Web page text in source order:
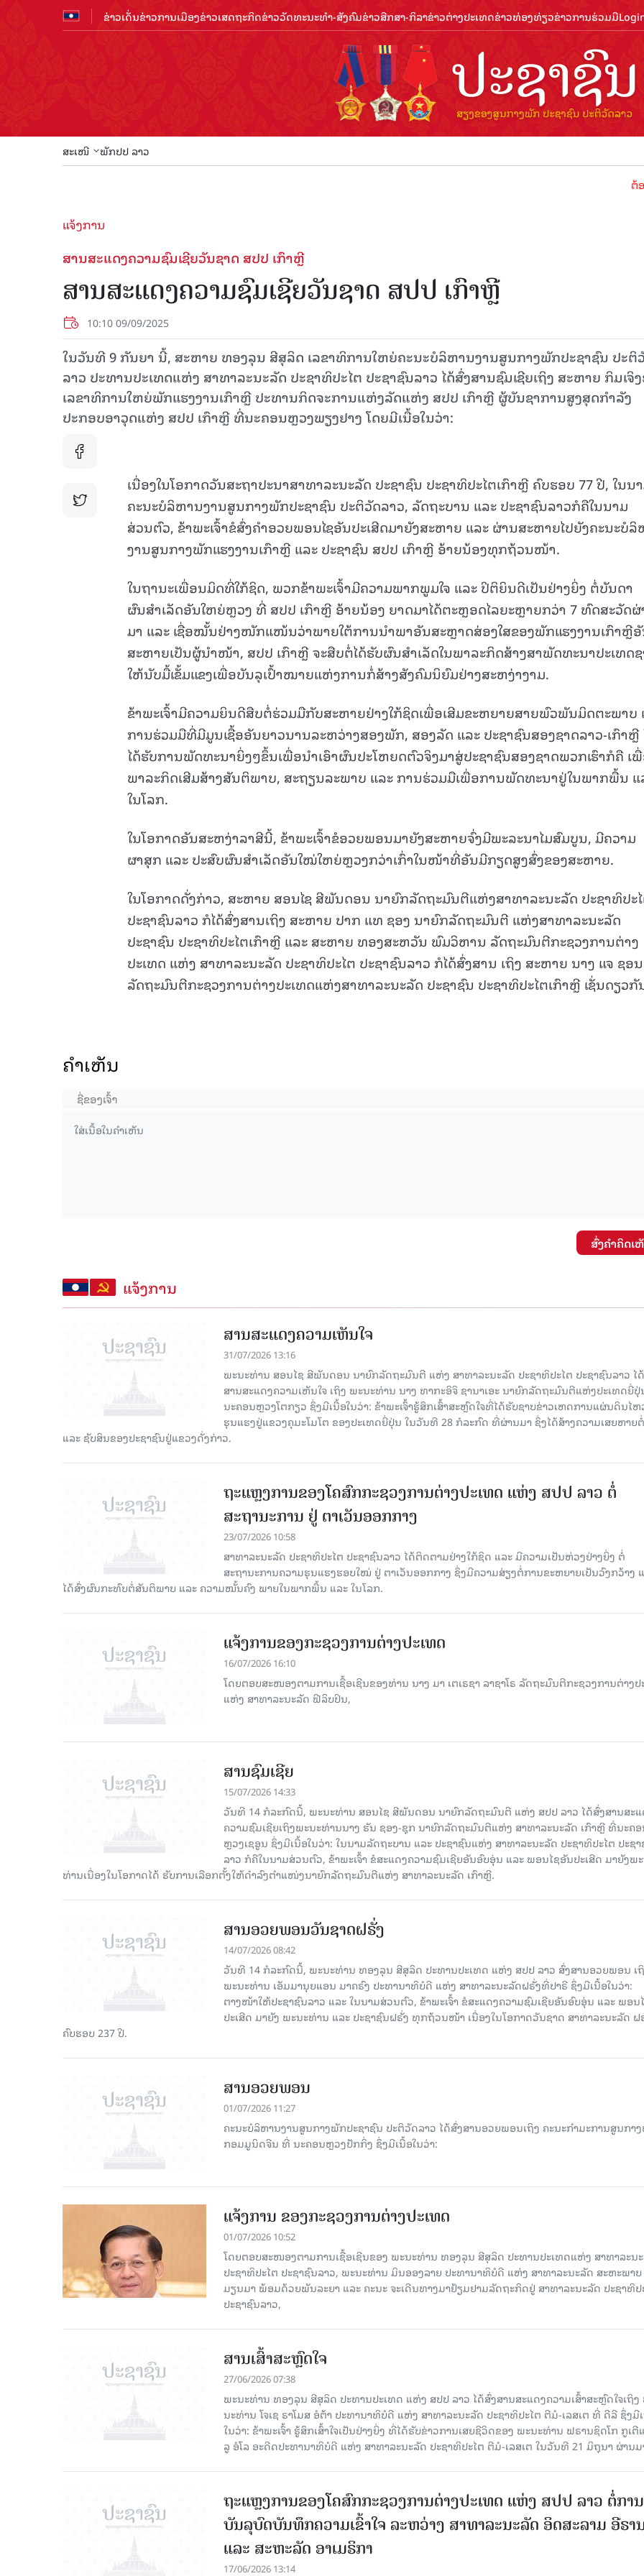
ຂ່າວເດັ່ນຂ່າວການເມືອງຂ່າວເສດຖະກິດຂ່າວວັດທະນະທຳ-ສັງຄົມຂ່າວສືກສາ-ກິລາຂ່າວຕ່າງປະເທດຂ່າວທ່ອງທ່ຽວຂ່າວການຮ່ວມມື
ສະເໜີ ພັກປປ ລາວ
ຕ້ອນຮັບປີ
ແຈ້ງການ
ສານສະແດງຄວາມຊົມເຊີຍວັນຊາດ ສປປ ເກົາຫຼີ
ສານສະແດງຄວາມຊົມເຊີຍວັນຊາດ ສປປ ເກົາຫຼີ
10:10 09/09/2025
ໃນວັນທີ 9 ກັນຍາ ນີ້, ສະຫາຍ ທອງລຸນ ສີສຸລິດ ເລຂາທິການໃຫຍ່ຄະນະບໍລິຫານງານສູນກາງພັກປະຊາຊົນ ປະຕິ
ລາວ ປະທານປະເທດແຫ່ງ ສາທາລະນະລັດ ປະຊາທິປະໄຕ ປະຊາຊົນລາວ ໄດ້ສົ່ງສານຊົມເຊີຍເຖິງ ສະຫາຍ ກິມເຈິ
ເລຂາທິການໃຫຍ່ພັກແຮງງານເກົາຫຼີ ປະທານກິດຈະການແຫ່ງລັດແຫ່ງ ສປປ ເກົາຫຼີ ຜູ້ບັນຊາການສູງສຸດກຳລັງ
ປະກອບອາວຸດແຫ່ງ ສປປ ເກົາຫຼີ ທີ່ນະຄອນຫຼວງພຽງຢາງ ໂດຍມີເນື້ອໃນວ່າ:
ເນື່ອງໃນໂອກາດວັນສະຖາປະນາສາທາລະນະລັດ ປະຊາຊົນ ປະຊາທິປະໄຕເກົາຫຼີ ຄົບຮອບ 77 ປີ, ໃນນ
ຄະນະບໍລິຫານງານສູນກາງພັກປະຊາຊົນ ປະຕິວັດລາວ, ລັດຖະບານ ແລະ ປະຊາຊົນລາວກໍຄືໃນນາມ
ສ່ວນຕົວ, ຂ້າພະເຈົ້າຂໍສົ່ງຄໍາອວຍພອນໄຊອັນປະເສີດມາຍັງສະຫາຍ ແລະ ຜ່ານສະຫາຍໄປຍັງຄະນະບໍ
ງານສູນກາງພັກແຮງງານເກົາຫຼີ ແລະ ປະຊາຊົນ ສປປ ເກົາຫຼີ ອ້າຍນ້ອງທຸກຖ້ວນໜ້າ.
ໃນຖານະເພື່ອນມິດທີ່ໃກ້ຊິດ, ພວກຂ້າພະເຈົ້າມີຄວາມພາກພູມໃຈ ແລະ ປິຕິຍິນດີເປັນຢ່າງຍິ່ງ ຕໍ່ບັນດາ
ຜົນສຳເລັດອັນໃຫຍ່ຫຼວງ ທີ່ ສປປ ເກົາຫຼີ ອ້າຍນ້ອງ ຍາດມາໄດ້ຕະຫຼອດໄລຍະຫຼາຍກວ່າ 7 ທົດສະວັດຜ່
ມາ ແລະ ເຊື່ອໝັ້ນຢ່າງໜັກແໜ້ນວ່າພາຍໃຕ້ການນໍາພາອັນສະຫຼາດສ່ອງໃສຂອງພັກແຮງງານເກົາຫຼີ
ສະຫາຍເປັນຜູ້ນໍາໜ້າ, ສປປ ເກົາຫຼີ ຈະສືບຕໍ່ໄດ້ຮັບຜົນສຳເລັດໃນພາລະກິດສ້າງສາພັດທະນາປະເທດ
ໃຫ້ນັບມື້ເຂັ້ມແຂງເພື່ອບັນລຸເປົ້າໝາຍແຫ່ງການກໍ່ສ້າງສັງຄົມນິຍົມຢ່າງສະຫງ່າງາມ.
ຂ້າພະເຈົ້າມີຄວາມຍິນດີສືບຕໍ່ຮ່ວມມືກັບສະຫາຍຢ່າງໃກ້ຊິດເພື່ອເສີມຂະຫຍາຍສາຍພົວພັນມິດຕະພາບ
ການຮ່ວມມືທີ່ມີມູນເຊື້ອອັນຍາວນານລະຫວ່າງສອງພັກ, ສອງລັດ ແລະ ປະຊາຊົນສອງຊາດລາວ-ເກົາຫຼີ
ໄດ້ຮັບການພັດທະນາຍິ່ງໆຂຶ້ນເພື່ອນຳເອົາຜົນປະໂຫຍດຕົວຈິງມາສູ່ປະຊາຊົນສອງຊາດພວກເຮົາກໍຄື ເ
ພາລະກິດເສີມສ້າງສັນຕິພາບ, ສະຖຽນລະພາບ ແລະ ການຮ່ວມມືເພື່ອການພັດທະນາຢູ່ໃນພາກພື້ນ ແ
ໃນໂລກ.
ໃນໂອກາດອັນສະຫງ່າລາສີນີ້, ຂ້າພະເຈົ້າຂໍອວຍພອນມາຍັງສະຫາຍຈົ່ງມີພະລະນາໄມສົມບູນ, ມີຄວາມ
ຜາສຸກ ແລະ ປະສົບຜົນສຳເລັດອັນໃໝ່ໃຫຍ່ຫຼວງກວ່າເກົ່າໃນໜ້າທີ່ອັນມີກຽດສູງສົ່ງຂອງສະຫາຍ.
ໃນໂອກາດດັ່ງກ່າວ, ສະຫາຍ ສອນໄຊ ສີພັນດອນ ນາຍົກລັດຖະມົນຕີແຫ່ງສາທາລະນະລັດ ປະຊາທິປະ
ປະຊາຊົນລາວ ກໍໄດ້ສົ່ງສານເຖິງ ສະຫາຍ ປາກ ແທ ຊອງ ນາຍົກລັດຖະມົນຕີ ແຫ່ງສາທາລະນະລັດ
ປະຊາຊົນ ປະຊາທິປະໄຕເກົາຫຼີ ແລະ ສະຫາຍ ທອງສະຫວັນ ພົມວິຫານ ລັດຖະມົນຕີກະຊວງການຕ່າງ
ປະເທດ ແຫ່ງ ສາທາລະນະລັດ ປະຊາທິປະໄຕ ປະຊາຊົນລາວ ກໍໄດ້ສົ່ງສານ ເຖິງ ສະຫາຍ ນາງ ແຈ ຊອ
ລັດຖະມົນຕີກະຊວງການຕ່າງປະເທດແຫ່ງສາທາລະນະລັດ ປະຊາຊົນ ປະຊາທິປະໄຕເກົາຫຼີ ເຊັ່ນດຽວກັ
ຄໍາເຫັນ
ສົ່ງຄໍາຄິດເ
ແຈ້ງການ
ສານສະແດງຄວາມເຫັນໃຈ
31/07/2026 13:16
ພະນະທ່ານ ສອນໄຊ ສີພັນດອນ ນາຍົກລັດຖະມົນຕີ ແຫ່ງ ສາທາລະນະລັດ ປະຊາທິປະໄຕ ປະຊາຊົນລາວ ໄ
ສານສະແດງຄວາມເຫັນໃຈ ເຖິງ ພະນະທ່ານ ນາງ ທາກະອິຈິ ຊານາເອະ ນາຍົກລັດຖະມົນຕີແຫ່ງປະເທດຍີ່
ນະຄອນຫຼວງໂຕກຽວ ຊຶ່ງມີເນື້ອໃນວ່າ: ຂ້າພະເຈົ້າຮູ້ສຶກເສົ້າສະຫຼົດໃຈທີ່ໄດ້ຮັບຊາບຂ່າວເຫດການແຜ່ນດິນໄຫ
ຮຸນແຮງຢູ່ແຂວງຄຸມະໂມໂຕ ຂອງປະເທດຍີ່ປຸ່ນ ໃນວັນທີ 28 ກໍລະກົດ ທີ່ຜ່ານມາ ຊຶ່ງໄດ້ສ້າງຄວາມເສຍຫາຍ
ແລະ ຊັບສິນຂອງປະຊາຊົນຢູ່ແຂວງດັ່ງກ່າວ.
ຖະແຫຼງການຂອງໂຄສົກກະຊວງການຕ່າງປະເທດ ແຫ່ງ ສປປ ລາວ ຕໍ່
ສະຖານະການ ຢູ່ ຕາເວັນອອກກາງ
23/07/2026 10:58
ສາທາລະນະລັດ ປະຊາທິປະໄຕ ປະຊາຊົນລາວ ໄດ້ຕິດຕາມຢ່າງໃກ້ຊິດ ແລະ ມີຄວາມເປັນຫ່ວງຢ່າງຍິ່ງ ຕໍ່
ສະຖານະການຄວາມຮຸນແຮງຮອບໃໝ່ ຢູ່ ຕາເວັນອອກກາງ ຊຶ່ງມີຄວາມສ່ຽງຕໍ່ການຂະຫຍາຍເປັນວົງກວ້າງ
ໄດ້ສົ່ງຜົນກະທົບຕໍ່ສັນຕິພາບ ແລະ ຄວາມໝັ້ນຄົງ ພາຍໃນພາກພື້ນ ແລະ ໃນໂລກ.
ແຈ້ງການຂອງກະຊວງການຕ່າງປະເທດ
16/07/2026 16:10
ໂດຍຕອບສະໜອງຕາມການເຊື້ອເຊີນຂອງທ່ານ ນາງ ມາ ເຕເຣຊາ ລາຊາໂຣ ລັດຖະມົນຕີກະຊວງການຕ່າງປ
ແຫ່ງ ສາທາລະນະລັດ ຟີລິບປິນ,
ສານຊົມເຊີຍ
15/07/2026 14:33
ວັນທີ 14 ກໍລະກົດນີ້, ພະນະທ່ານ ສອນໄຊ ສີພັນດອນ ນາຍົກລັດຖະມົນຕີ ແຫ່ງ ສປປ ລາວ ໄດ້ສົ່ງສານສະ
ຄວາມຊົມເຊີຍເຖິງພະນະທ່ານນາງ ຮັນ ຊອງ-ຊຸກ ນາຍົກລັດຖະມົນຕີແຫ່ງ ສາທາລະນະລັດ ເກົາຫຼີ ທີ່ນະຄ
ຫຼວງເຊອູນ ຊຶ່ງມີເນື້ອໃນວ່າ: ໃນນາມລັດຖະບານ ແລະ ປະຊາຊົນແຫ່ງ ສາທາລະນະລັດ ປະຊາທິປະໄຕ ປະຊ
ລາວ ກໍຄືໃນນາມສ່ວນຕົວ, ຂ້າພະເຈົ້າ ຂໍສະແດງຄວາມຊົມເຊີຍອັນອົບອຸ່ນ ແລະ ພອນໄຊອັນປະເສີດ ມາຍັງພ
ທ່ານເນື່ອງໃນໂອກາດໄດ້ ຮັບການເລືອກຕັ້ງໃຫ້ດຳລົງຕຳແໜ່ງນາຍົກລັດຖະມົນຕີແຫ່ງ ສາທາລະນະລັດ ເກົາຫຼີ.
ສານອວຍພອນວັນຊາດຝຣັ່ງ
14/07/2026 08:42
ວັນທີ 14 ກໍລະກົດນີ້, ພະນະທ່ານ ທອງລຸນ ສີສຸລິດ ປະທານປະເທດ ແຫ່ງ ສປປ ລາວ ສົ່ງສານອວຍພອນ ເ
ພະນະທ່ານ ເອັມມານຸຍແອນ ມາຄຣົງ ປະທານາທິບໍດີ ແຫ່ງ ສາທາລະນະລັດຝຣັ່ງທີ່ປາຣີ ຊຶ່ງມີເນື້ອໃນວ່າ:
ຕາງໜ້າໃຫ້ປະຊາຊົນລາວ ແລະ ໃນນາມສ່ວນຕົວ, ຂ້າພະເຈົ້າ ຂໍສະແດງຄວາມຊົມເຊີຍອັນອົບອຸ່ນ ແລະ ພອນ
ປະເສີດ ມາຍັງ ພະນະທ່ານ ແລະ ປະຊາຊົນຝຣັ່ງ ທຸກຖ້ວນໜ້າ ເນື່ອງໃນໂອກາດວັນຊາດ ສາທາລະນະລັດ ຝ
ຄົບຮອບ 237 ປີ.
ສານອວຍພອນ
01/07/2026 11:27
ຄະນະບໍລິຫານງານສູນກາງພັກປະຊາຊົນ ປະຕິວັດລາວ ໄດ້ສົ່ງສານອວຍພອນເຖິງ ຄະນະກໍາມະການສູນກາ
ກອມມູນິດຈີນ ທີ່ ນະຄອນຫຼວງປັກກິ່ງ ຊຶ່ງມີເນື້ອໃນວ່າ:
ແຈ້ງການ ຂອງກະຊວງການຕ່າງປະເທດ
01/07/2026 10:52
ໂດຍຕອບສະໜອງຕາມການເຊື້ອເຊີນຂອງ ພະນະທ່ານ ທອງລຸນ ສີສຸລິດ ປະທານປະເທດແຫ່ງ ສາທາລະນ
ປະຊາທິປະໄຕ ປະຊາຊົນລາວ, ພະນະທ່ານ ມິນອອງລາຍ ປະທານາທິບໍດີ ແຫ່ງ ສາທາລະນະລັດ ສະຫະພາບ
ມຽນມາ ພ້ອມດ້ວຍພັນລະຍາ ແລະ ຄະນະ ຈະເດີນທາງມາຢ້ຽມຢາມລັດຖະກິດຢູ່ ສາທາລະນະລັດ ປະຊາທິປ
ປະຊາຊົນລາວ,
ສານເສົ້າສະຫຼົດໃຈ
27/06/2026 07:38
ພະນະທ່ານ ທອງລຸນ ສີສຸລິດ ປະທານປະເທດ ແຫ່ງ ສປປ ລາວ ໄດ້ສົ່ງສານສະແດງຄວາມເສົ້າສະຫຼົດໃຈເຖິງ
ນະທ່ານ ໂຈເຊ ຣາໂມສ ອໍຕ້າ ປະທານາທິບໍດີ ແຫ່ງ ສາທາລະນະລັດ ປະຊາທິປະໄຕ ຕີມໍ-ເລສເຕ ທີ່ ດີລີ ຊຶ່ງມີ
ໃນວ່າ: ຂ້າພະ​ເຈົ້າ​ ຮູ້ສຶກເສົ້າໃຈເປັນຢ່າງຍິ່ງ ທີ່ໄດ້ຮັບຂ່າວການເສຍຊີວິດຂອງ ​ພະນະທ່ານ ຟຣານຊິດໂກ ກູເຕີ
ລູ ອໍໂລ ອະດີດປະທານາທິບໍດີ ແຫ່ງ ສາທາລະນະລັດ ປະຊາທິປະໄຕ ຕີມໍ-ເລສເຕ ໃນ​ວັນ​ທີ 21 ມິຖຸນາ ​ຜ່ານ​ມ
ຖະແຫຼງການຂອງໂຄສົກກະຊວງການຕ່າງປະເທດ ແຫ່ງ ສປປ ລາວ ຕໍ່ການ
ບັນລຸບົດບັນທຶກຄວາມເຂົ້າໃຈ ລະຫວ່າງ ສາທາລະນະລັດ ອິດສະລາມ ອີຣາ
ແລະ ສະຫະລັດ ອາເມຣິກາ
17/06/2026 13:14